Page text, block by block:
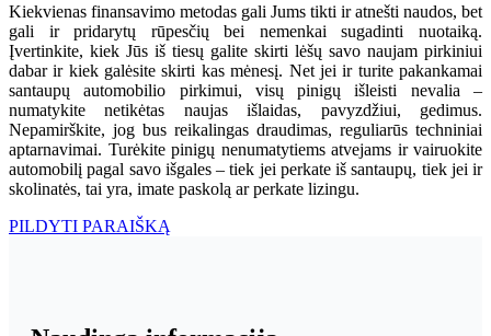
Kiekvienas finansavimo metodas gali Jums tikti ir atnešti naudos, bet
gali ir pridarytų rūpesčių bei nemenkai sugadinti nuotaiką.
Įvertinkite, kiek Jūs iš tiesų galite skirti lėšų savo naujam pirkiniui
dabar ir kiek galėsite skirti kas mėnesį. Net jei ir turite pakankamai
santaupų automobilio pirkimui, visų pinigų išleisti nevalia –
numatykite netikėtas naujas išlaidas, pavyzdžiui, gedimus.
Nepamirškite, jog bus reikalingas draudimas, reguliarūs techniniai
aptarnavimai. Turėkite pinigų nenumatytiems atvejams ir vairuokite
automobilį pagal savo išgales – tiek jei perkate iš santaupų, tiek jei ir
skolinatės, tai yra, imate paskolą ar perkate lizingu.
PILDYTI PARAIŠKĄ